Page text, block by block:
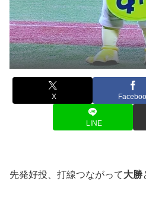
X
LINE
先発好投、打線つながって大勝